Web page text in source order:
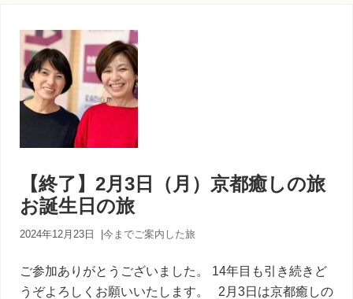
【終了】2月3日（月）京都癒しの旅
お誕生日の旅
2024年12月23日 今までご案内した旅
ご参加ありがとうございました。 14年目も引き続きど
うぞよろしくお願いいたします。 2月3日は京都癒しの